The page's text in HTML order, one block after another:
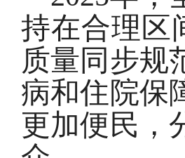
持在合理区
质量同步规
病和住院保
更加便民，